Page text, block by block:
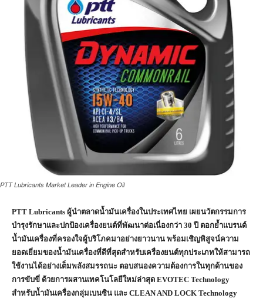
PTT Lubricants Market Leader in Engine Oil
PTT Lubricants ผู้นำตลาดน้ำมันเครื่องในประเทศไทย เผยนวัตกรรมการ
บำรุงรักษาและปกป้องเครื่องยนต์ที่พัฒนาต่อเนื่องกว่า 30 ปี ตอกย้ำแบรนด์
น้ำมันเครื่องที่ครองใจผู้บริโภคมาอย่างยาวนาน พร้อมเชิญพิสูจน์ความ
ยอดเยี่ยมของน้ำมันเครื่องที่ดีที่สุดสำหรับเครื่องยนต์ทุกประเภทให้สามารถ
ใช้งานได้อย่างเต็มพลังสมรรถนะ ตอบสนองความต้องการในทุกด้านของ
การขับขี่ ด้วยการผสานเทคโนโลยีใหม่ล่าสุด EVOTEC Technology
สำหรับน้ำมันเครื่องกลุ่มเบนซิน และ CLEAN AND LOCK Technology